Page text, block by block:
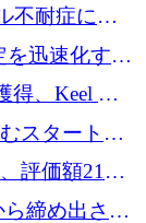
開始
不耐症に取
を迅速化する
する
得、Keel の
ソフトウェ
スタートア
評価額21億
ら締め出され